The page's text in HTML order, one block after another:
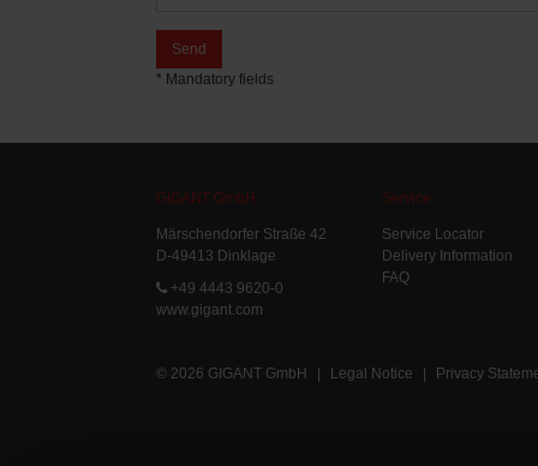
Send
* Mandatory fields
GIGANT GmbH
Märschendorfer Straße 42
D-49413 Dinklage
+49 4443 9620-0
www.gigant.com
Service
Service Locator
Delivery Information
FAQ
© 2026 GIGANT GmbH | Legal Notice | Privacy